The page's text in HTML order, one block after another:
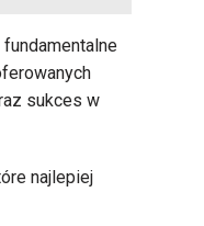
sukces w
najlepiej